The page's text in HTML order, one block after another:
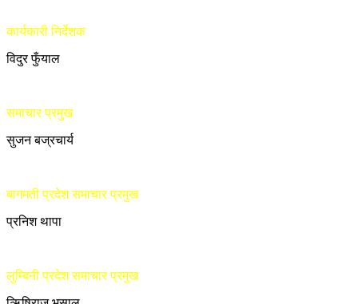
कार्यकारी निर्देशक
विदुर फुँयाल
समाचार प्रमुख
सुजन बज्रचार्य
बागमती प्रदेश समाचार प्रमुख
प्रनिश थापा
लुम्बिनी प्रदेश समाचार प्रमुख